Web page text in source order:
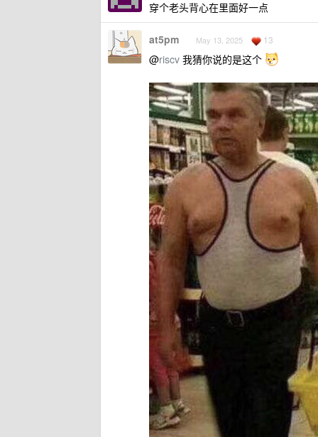
穿个老头背心在里面好一点
at5pm May 13, 2025 13
@riscv 我猜你说的是这个